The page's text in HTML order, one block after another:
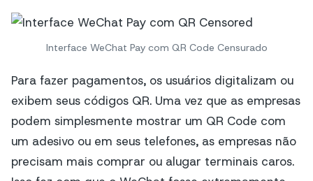
Interface WeChat Pay com QR Code Censurado
Para fazer pagamentos, os usuários digitalizam ou
exibem seus códigos QR. Uma vez que as empresas
podem simplesmente mostrar um QR Code com
um adesivo ou em seus telefones, as empresas não
precisam mais comprar ou alugar terminais caros.